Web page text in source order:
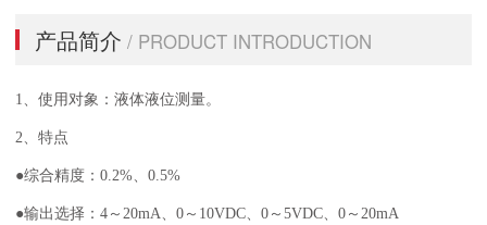
产品简介/ PRODUCT INTRODUCTION
1、使用对象：液体液位测量。
2、特点
●综合精度：0.2%、0.5%
●输出选择：4～20mA、0～10VDC、0～5VDC、0～20mA